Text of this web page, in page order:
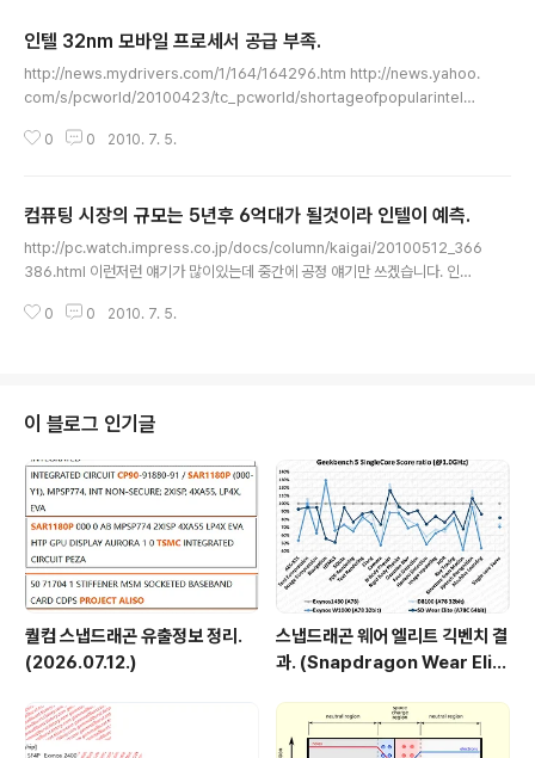
인텔 32nm 모바일 프로세서 공급 부족.
http://news.mydrivers.com/1/164/164296.htm http://news.yahoo.
com/s/pcworld/20100423/tc_pcworld/shortageofpopularintelch
이 부족. Arrandale 코어 = 인텔 32nm 모바일 듀얼코어. Arrandale 대부분
라잡을 것으로 예상. - 저 두 기사말고도 이제까지 수차례 관련 기사들이 나왔습
니다. 물론 인텔의 예상보다 수요가 많은게 주원인이겠지만, ..
0 0 2010. 7. 5.
컴퓨팅 시장의 규모는 5년후 6억대가 될것이라 인텔이 예측.
http://pc.watch.impress.co.jp/docs/column/kaigai/20100512_366
386.html 이런저런 얘기가 많이있는데 중간에 공정 얘기만 쓰겠습니다. 인텔
Gate 트랜지스터 칩을 대량생산하는 유일한 업체이다. 아래는 40~45nm 프
바이스피치로 비교해야한다는 것. 위 차트는 일정수의 다이를 출하하는데까지
걸리는 기간을 나타낸 것. 32nm세대에는 같은 수의 ..
0 0 2010. 7. 5.
이 블로그 인기글
퀄컴 스냅드래곤 유출정보 정리.
(2026.07.12.)
스냅드래곤 웨어 엘리트 긱벤치 결
과. (Snapdragon Wear Elit